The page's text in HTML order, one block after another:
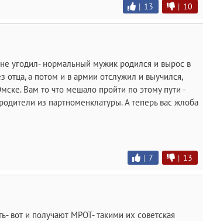
| 13 | 10
угодил- нормальный мужик родился и вырос в
отца, а потом и в армии отслужил и выучился,
Вам то что мешало пройти по этому пути -
из партноменклатуры. А теперь вас жлоба
| 7 | 13
вот и получают МРОТ- такими их советская